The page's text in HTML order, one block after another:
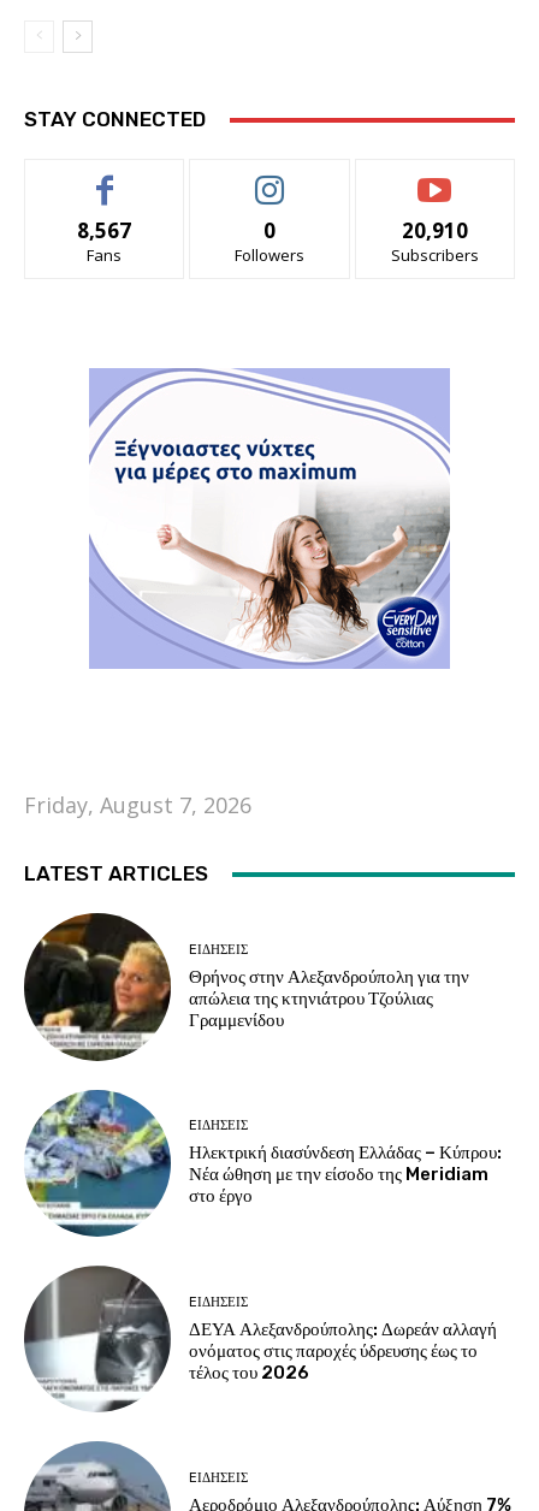
STAY CONNECTED
8,567
Fans
0
Followers
20,910
Subscribers
Friday, August 7, 2026
LATEST ARTICLES
EΙΔΗΣΕΙΣ
Θρήνος στην Αλεξανδρούπολη για την
απώλεια της κτηνιάτρου Τζούλιας
Γραμμενίδου
EΙΔΗΣΕΙΣ
Ηλεκτρική διασύνδεση Ελλάδας – Κύπρου:
Νέα ώθηση με την είσοδο της Meridiam
στο έργο
EΙΔΗΣΕΙΣ
ΔΕΥΑ Αλεξανδρούπολης: Δωρεάν αλλαγή
ονόματος στις παροχές ύδρευσης έως το
τέλος του 2026
EΙΔΗΣΕΙΣ
Αεροδρόμιο Αλεξανδρούπολης: Αύξηση 7%